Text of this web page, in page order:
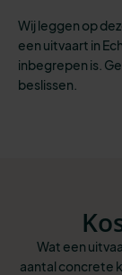
Wij leggen op
een uitvaart in
inbegrepen is.
beslissen.
Wat een
aantal concrete